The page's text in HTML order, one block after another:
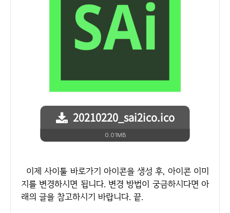
20210220_sai2ico.ico
0.01MB
이제 사이툴 바로가기 아이콘을 생성 후, 아이콘 이미
지를 변경하시면 됩니다. 변경 방법이 궁금하시다면 아
래의 글을 참고하시기 바랍니다. 끝.